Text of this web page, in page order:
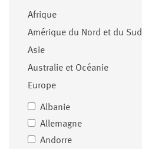
Afrique
Amérique du Nord et du Sud
Asie
Australie et Océanie
Europe
Albanie
Allemagne
Andorre